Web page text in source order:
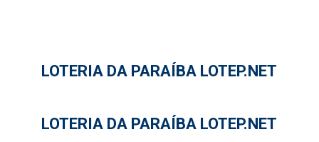
LOTERIA DA PARAÍBA LOTEP.NET
LOTERIA DA PARAÍBA LOTEP.NET